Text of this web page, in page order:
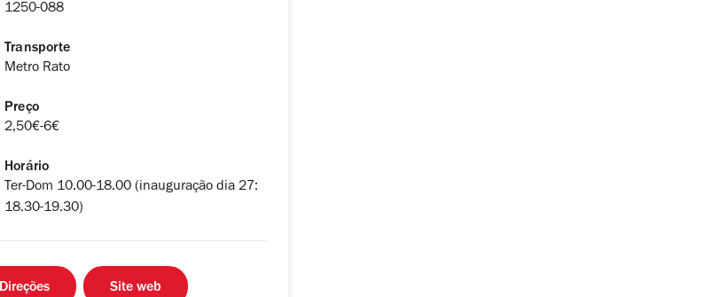
1250-088
Transporte
Metro Rato
Preço
2,50€-6€
Horário
Ter-Dom 10.00-18.00 (inauguração dia 27:
18.30-19.30)
Direções Site web